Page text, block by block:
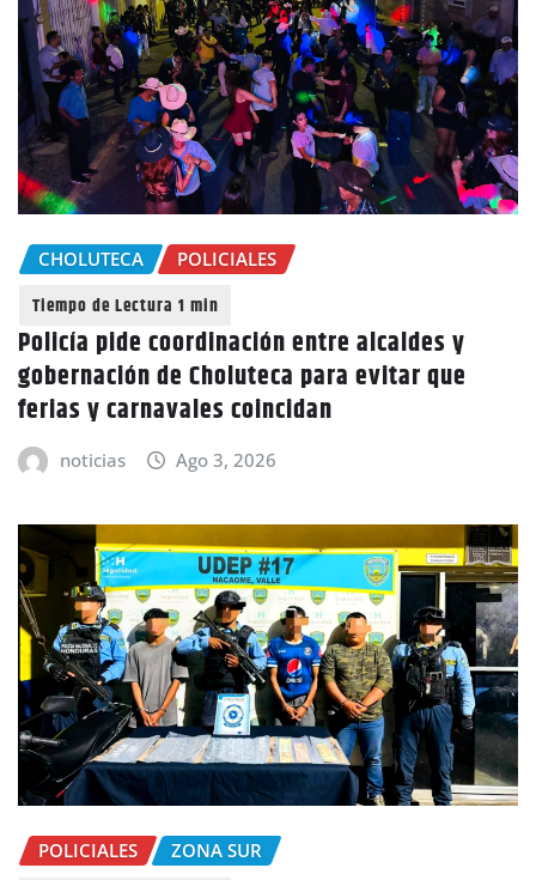
CHOLUTECA POLICIALES
Policía pide coordinación entre alcaldes y
gobernación de Choluteca para evitar que
ferias y carnavales coincidan
noticias Ago 3, 2026
POLICIALES ZONA SUR